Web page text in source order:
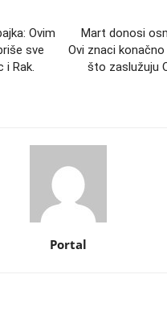
Ovim
sve
i Rak.
Mart donosi
Ovi znaci
što zaslužuju
Portal